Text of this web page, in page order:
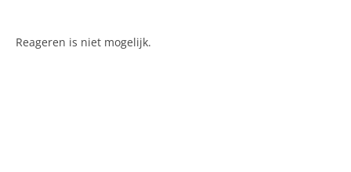
Reageren is niet mogelijk.